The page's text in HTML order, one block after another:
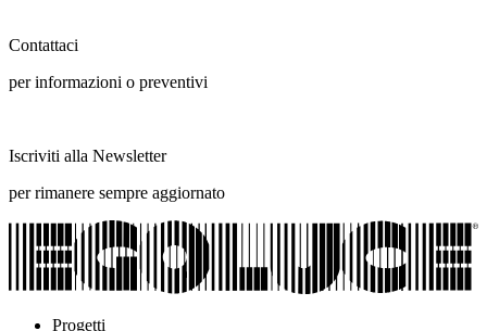
Contattaci
per informazioni o preventivi
Iscriviti alla Newsletter
per rimanere sempre aggiornato
Progetti